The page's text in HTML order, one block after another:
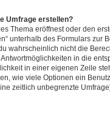
Umfrage erstellen?
Thema eröffnest oder den
unterhalb des Formulars
wahrscheinlich nicht die
in die
in einer eigenen Zeile
wie viele Optionen ein
zeitlich unbegrenzte